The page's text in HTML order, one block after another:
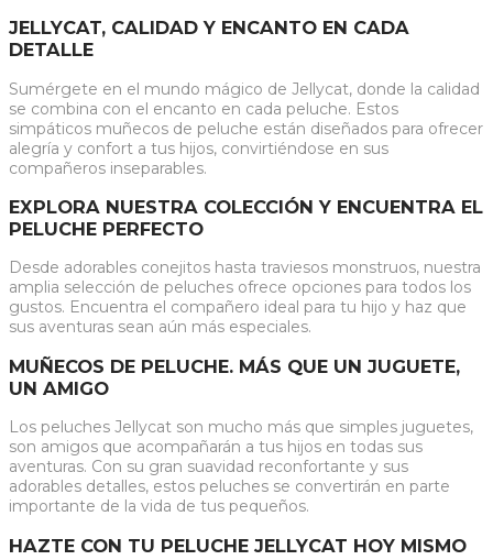
JELLYCAT, CALIDAD Y ENCANTO EN CADA
DETALLE
Sumérgete en el mundo mágico de Jellycat, donde la calidad
se combina con el encanto en cada peluche. Estos
simpáticos muñecos de peluche están diseñados para ofrecer
alegría y confort a tus hijos, convirtiéndose en sus
compañeros inseparables.
EXPLORA NUESTRA COLECCIÓN Y ENCUENTRA EL
PELUCHE PERFECTO
Desde adorables conejitos hasta traviesos monstruos, nuestra
amplia selección de peluches ofrece opciones para todos los
gustos. Encuentra el compañero ideal para tu hijo y haz que
sus aventuras sean aún más especiales.
MUÑECOS DE PELUCHE. MÁS QUE UN JUGUETE,
UN AMIGO
Los peluches Jellycat son mucho más que simples juguetes,
son amigos que acompañarán a tus hijos en todas sus
aventuras. Con su gran suavidad reconfortante y sus
adorables detalles, estos peluches se convertirán en parte
importante de la vida de tus pequeños.
HAZTE CON TU PELUCHE JELLYCAT HOY MISMO